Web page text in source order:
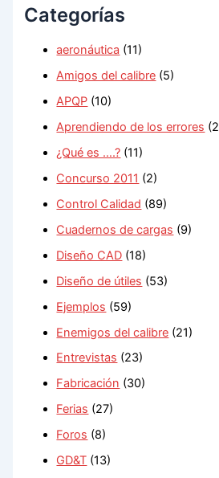
:Categorías
aeronáutica (11)
Amigos del calibre (5)
APQP (10)
Aprendiendo de los errores
¿Qué es ….? (11)
Concurso 2011 (2)
Control Calidad (89)
Cuadernos de cargas (9)
Diseño CAD (18)
Diseño de útiles (53)
Ejemplos (59)
Enemigos del calibre (21)
Entrevistas (23)
Fabricación (30)
Ferias (27)
Foros (8)
GD&T (13)